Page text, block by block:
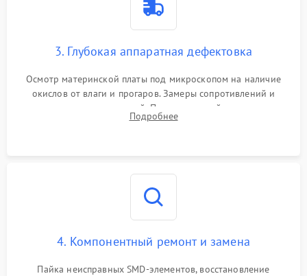
3. Глубокая аппаратная дефектовка
Осмотр материнской платы под микроскопом на наличие
окислов от влаги и прогаров. Замеры сопротивлений и
дежурных напряжений. Проверка цепей питания,
мультиконтроллера, процессора и видеочипа.
Подробнее
4. Компонентный ремонт и замена
Пайка неисправных SMD-элементов, восстановление